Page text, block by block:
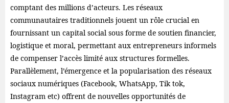
comptant des millions d’acteurs. Les réseaux
communautaires traditionnels jouent un rôle crucial en
fournissant un capital social sous forme de soutien financier,
logistique et moral, permettant aux entrepreneurs informels
de compenser l’accès limité aux structures formelles.
Parallèlement, l’émergence et la popularisation des réseaux
sociaux numériques (Facebook, WhatsApp, Tik tok,
Instagram etc) offrent de nouvelles opportunités de